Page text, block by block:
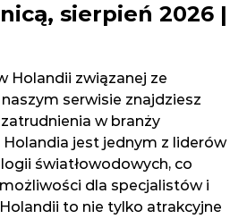
sierpień 2026 |
Holandii związanej ze
serwisie znajdziesz
w branży
jest jednym z liderów
światłowodowych, co
dla specjalistów i
to nie tylko atrakcyjne